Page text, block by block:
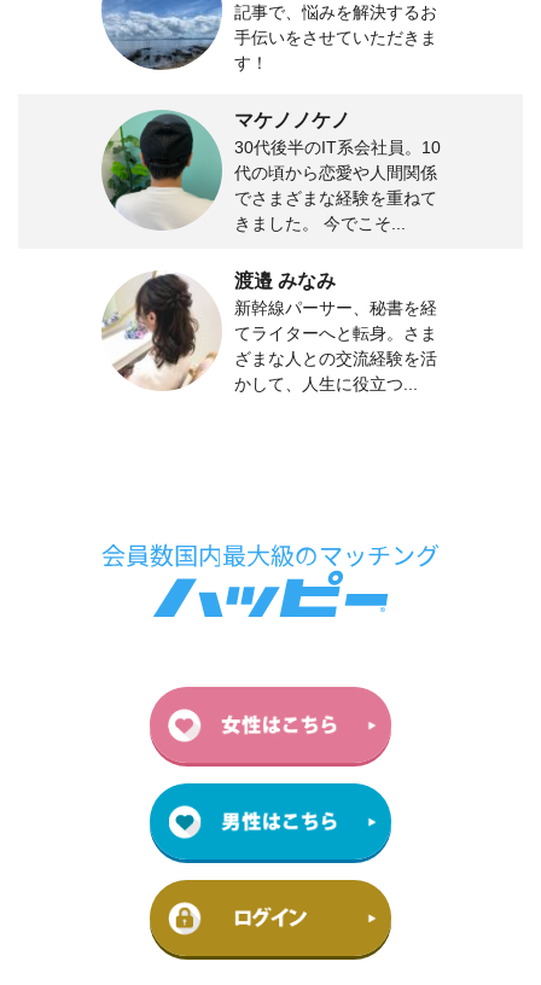
記事で、悩みを解決するお
手伝いをさせていただきま
す！
マケノノケノ
30代後半のIT系会社員。10
代の頃から恋愛や人間関係
でさまざまな経験を重ねて
きました。 今でこそ...
渡邉 みなみ
新幹線パーサー、秘書を経
てライターへと転身。さま
ざまな人との交流経験を活
かして、人生に役立つ...